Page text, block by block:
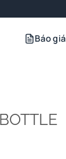
Báo giá